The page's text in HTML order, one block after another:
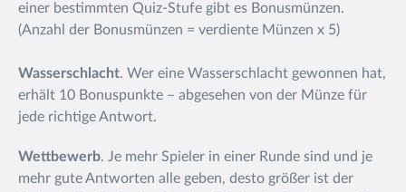
einer bestimmten Quiz-Stufe gibt es Bonusmünzen.
(Anzahl der Bonusmünzen = verdiente Münzen x 5)
Wasserschlacht. Wer eine Wasserschlacht gewonnen hat,
erhält 10 Bonuspunkte – abgesehen von der Münze für
jede richtige Antwort.
Wettbewerb. Je mehr Spieler in einer Runde sind und je
mehr gute Antworten alle geben, desto größer ist der